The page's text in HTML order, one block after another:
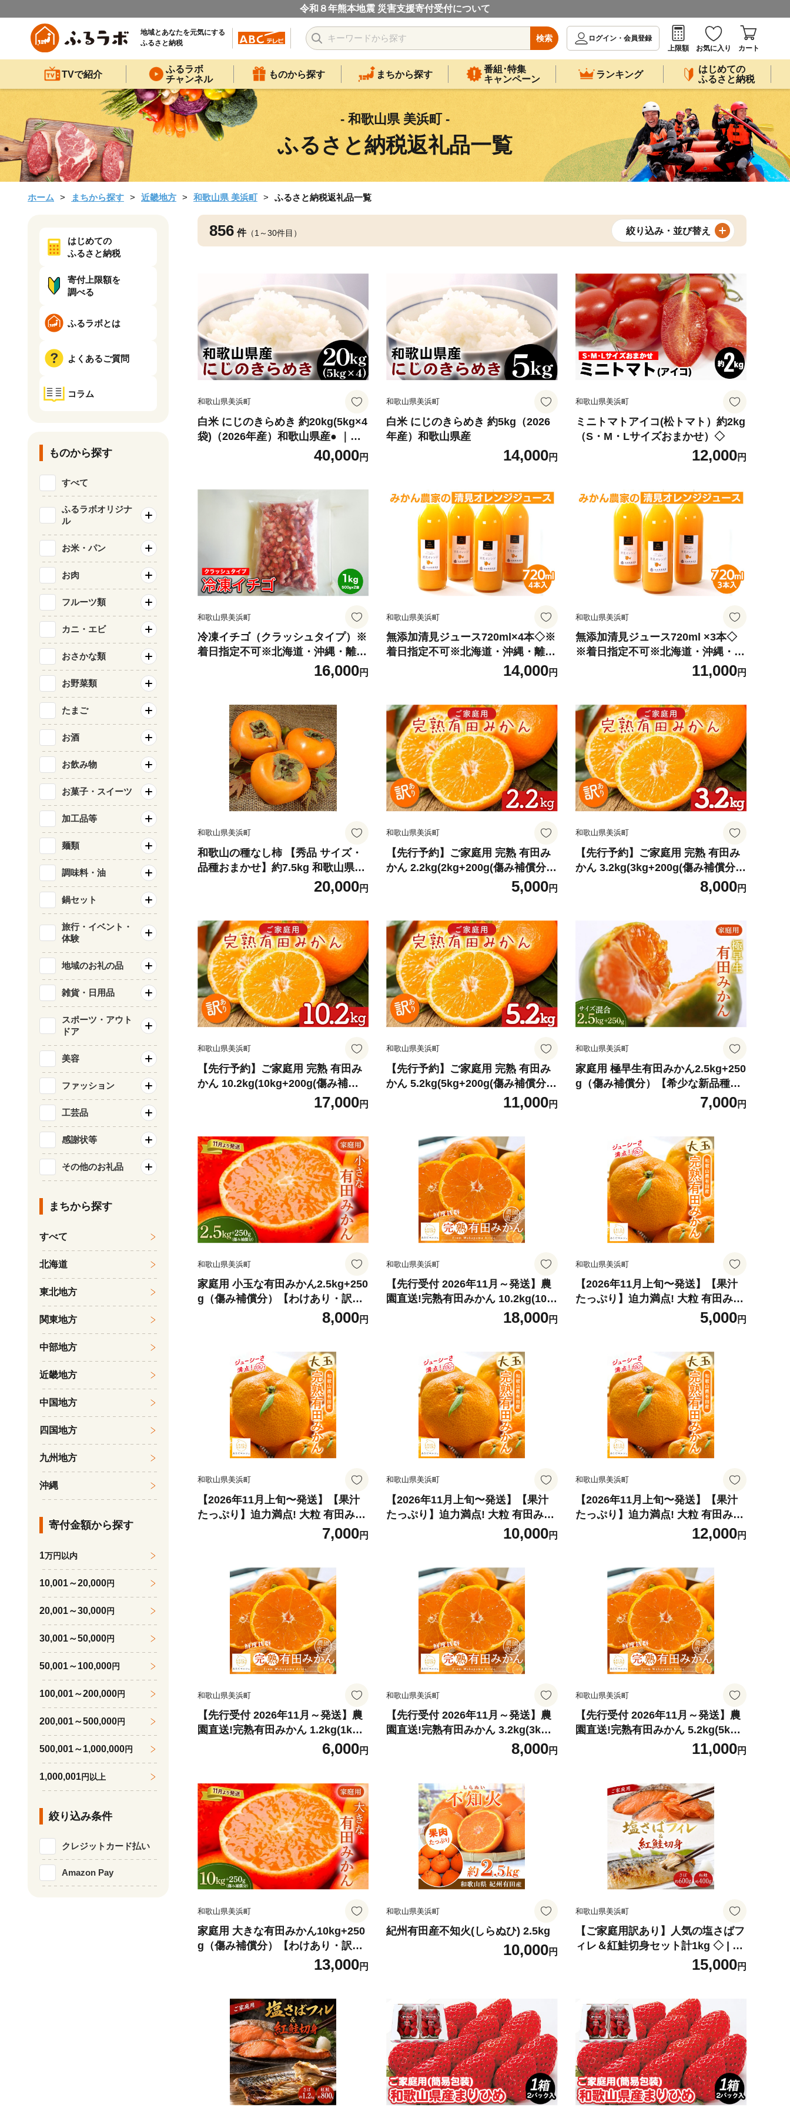
令和８年熊本地震 災害支援寄付受付について
地域とあなたを元気にする
ふるさと納税
検索
ログイン・会員登録
上限額
お気に入り カート
TVで紹介
ふるラボ
チャンネル
ものから探す まちから探す
番組･特集
キャンペーン
ランキング
はじめての
ふるさと納税
- 和歌山県 美浜町 -
ふるさと納税返礼品一覧
ホーム まちから探す 近畿地方 和歌山県 美浜町 ふるさと納税返礼品一覧
856 件（1～30件目） 絞り込み・並び替え
和歌山県美浜町
白米 にじのきらめき 約20kg(5kg×4
袋)（2026年産）和歌山県産● ｜米
40,000円
和歌山県美浜町
白米 にじのきらめき 約5kg（2026
年産）和歌山県産
14,000円
和歌山県美浜町
ミニトマトアイコ(松トマト）約2kg
（S・M・Lサイズおまかせ）◇
12,000円
和歌山県美浜町
冷凍イチゴ（クラッシュタイプ）※
着日指定不可※北海道・沖縄・離島
16,000円
和歌山県美浜町
無添加清見ジュース720ml×4本◇※
着日指定不可※北海道・沖縄・離島
14,000円
和歌山県美浜町
無添加清見ジュース720ml ×3本◇
※着日指定不可※北海道・沖縄・離
11,000円
和歌山県美浜町
和歌山の種なし柿 【秀品 サイズ・
品種おまかせ】約7.5kg 和歌山県産
フルーツ かき 紀伊国屋文左衛門本
20,000円
和歌山県美浜町
【先行予約】ご家庭用 完熟 有田み
かん 2.2kg(2kg+200g(傷み補償分))
｜有田みかんみかん 濃厚みかん み
かんご家庭用 みかん2.2kg みかん傷
限定 ミカン 蜜柑 温州みかん ありた
みかん 完熟みかん 完熟有田みかん
5,000円
和歌山県美浜町
【先行予約】ご家庭用 完熟 有田み
かん 3.2kg(3kg+200g(傷み補償分))
｜有田みかんみかん 濃厚みかん み
かんご家庭用 みかん3.2kg みかん3.
約 みかん数量限定 ミカン 蜜柑 温州
みかん ありたみかん 完熟みかん 完
熟有田みかん
8,000円
和歌山県美浜町
【先行予約】ご家庭用 完熟 有田み
かん 10.2kg(10kg+200g(傷み補償
分))｜有田みかんみかん 濃厚みかん
みかんご家庭用 みかん 10.2kg 10k
みかん数量限定 ミカン 蜜柑 温州み
かん ありたみかん 完熟みかん 完熟
有田みかん
17,000円
和歌山県美浜町
【先行予約】ご家庭用 完熟 有田み
かん 5.2kg(5kg+200g(傷み補償分))
｜有田みかんみかん 濃厚みかん み
かんご家庭用 みかん 5kg みかん傷
限定 ミカン 蜜柑 温州みかん ありた
みかん 完熟みかん 完熟有田みかん
11,000円
和歌山県美浜町
家庭用 極早生有田みかん2.5kg+250
g（傷み補償分）【希少な新品種YN
7,000円
和歌山県美浜町
家庭用 小玉な有田みかん2.5kg+250
g（傷み補償分）【わけあり・訳あ
8,000円
和歌山県美浜町
【先行受付 2026年11月～発送】農
園直送!完熟有田みかん 10.2kg(10k
18,000円
和歌山県美浜町
【2026年11月上旬〜発送】【果汁
たっぷり】迫力満点! 大粒 有田みか
ん 2.7kg（2.5kg+200g（傷み補償
5,000円
和歌山県美浜町
【2026年11月上旬〜発送】【果汁
たっぷり】迫力満点! 大粒 有田みか
ん 5.2kg（5kg+200g（傷み補償
7,000円
和歌山県美浜町
【2026年11月上旬〜発送】【果汁
たっぷり】迫力満点! 大粒 有田みか
ん 7.7kg（7.5kg+200g（傷み補償
10,000円
和歌山県美浜町
【2026年11月上旬〜発送】【果汁
たっぷり】迫力満点! 大粒 有田みか
ん 10.2kg（10kg+200g（傷み補償
12,000円
和歌山県美浜町
【先行受付 2026年11月～発送】農
園直送!完熟有田みかん 1.2kg(1kg+
6,000円
和歌山県美浜町
【先行受付 2026年11月～発送】農
園直送!完熟有田みかん 3.2kg(3kg+
8,000円
和歌山県美浜町
【先行受付 2026年11月～発送】農
園直送!完熟有田みかん 5.2kg(5kg+
11,000円
和歌山県美浜町
家庭用 大きな有田みかん10kg+250
g（傷み補償分）【わけあり・訳あ
13,000円
和歌山県美浜町
紀州有田産不知火(しらぬひ) 2.5kg
10,000円
和歌山県美浜町
【ご家庭用訳あり】人気の塩さばフ
ィレ＆紅鮭切身セット計1kg ◇ | さ
け 鮭 切り身 冷凍 小分け 紅鮭 鯖 サ
バ さば セット 紅サケ サケ 塩鮭 塩
にぎり お茶漬け おつまみ 魚 魚介
海産物 和食 焼き魚 ホイル焼き ※離
島への配送不可
15,000円
はじめての
ふるさと納税
寄付上限額を
調べる
ふるラボとは
よくあるご質問
コラム
ものから探す
すべて
ふるラボオリジナ
ル
お米・パン
お肉
フルーツ類
カニ・エビ
おさかな類
お野菜類
たまご
お酒
お飲み物
お菓子・スイーツ
加工品等
麺類
調味料・油
鍋セット
旅行・イベント・
体験
地域のお礼の品
雑貨・日用品
スポーツ・アウト
ドア
美容
ファッション
工芸品
感謝状等
その他のお礼品
まちから探す
すべて
北海道
東北地方
関東地方
中部地方
近畿地方
中国地方
四国地方
九州地方
沖縄
寄付金額から探す
1万円以内
10,001～20,000円
20,001～30,000円
30,001～50,000円
50,001～100,000円
100,001～200,000円
200,001～500,000円
500,001～1,000,000円
1,000,001円以上
絞り込み条件
クレジットカード払い
Amazon Pay